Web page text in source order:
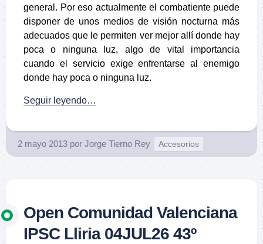
general. Por eso actualmente el combatientepuede
disponer de unos medios de visión nocturna más
adecuados que le permiten ver mejor allí donde hay
poca o ninguna luz, algo de vital importancia
cuando el servicio exige enfrentarse al enemigo
donde hay poca o ninguna luz.
Seguir leyendo…
2 mayo 2013 por Jorge Tierno Rey Accesorios
Open Comunidad Valenciana
IPSC Lliria 04JUL26 43º